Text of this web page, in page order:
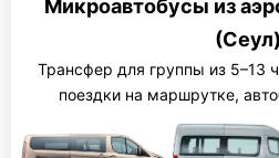
Микроавтобусы из
(Сеул)
Трансфер для группы из 5–13
поездки на маршрутке,